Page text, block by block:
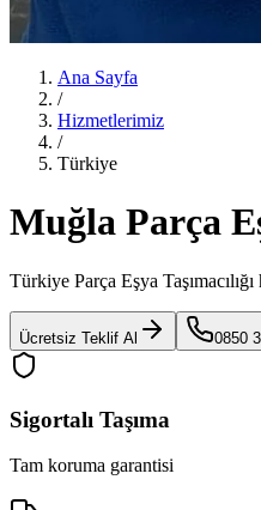
Ana Sayfa
/
Hizmetlerimiz
/
Türkiye
Muğla Parça
Türkiye Parça Eşya Taşımacılığı
Ücretsiz Teklif Al 0850
Sigortalı Taşıma
Tam koruma garantisi